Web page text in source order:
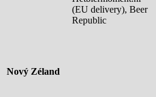
(EU delivery), Beer
Republic
Nový Zéland